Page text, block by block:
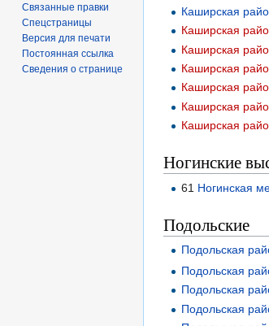
Каширская
Каширская
Каширская
Каширская
Ногинские
61 Ногинская
Подольские
Подольская
Подольская
Подольская
Подольская
Связанные правки
Спецстраницы
Версия для печати
Постоянная ссылка
Сведения о странице